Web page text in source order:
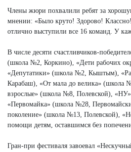
Члены жюри похвалили ребят за
мнении: «Было круто! Здорово!
отлично выступили все 16 команд. У
В числе десяти счастливчиков-
(школа №2, Коркино), «Дети рабочих
«Депутатики» (школа №2, Кыштым),
Карабаш), «От мала до велика» (школа
взрослые» (школа №8, Полевской),
«Первомайка» (школа №28,
поколение» (школа №13, Полевской),
помощи детям, оставшимся без
Гран-при фестиваля завоевал